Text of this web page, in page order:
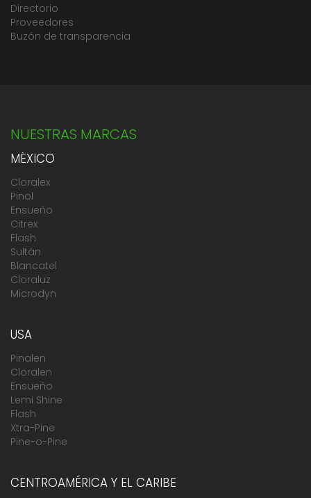
Directorio
Proveedores
Buzón de transparencia
NUESTRAS MARCAS
MÉXICO
Cloralex
Pinol
Ensueño
Citrex
Flash
Sultán
Blancatel
Cloraluz
Microdyn
USA
Pinalen
Cloralen
Ensueño
Lemi Shine
Flash
Xtra-Pine
Pine-o-Pine
CENTROAMÉRICA Y EL CARIBE